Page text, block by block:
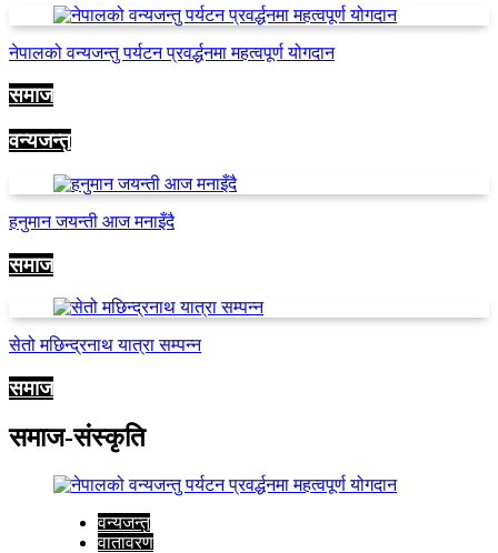
नेपालको वन्यजन्तु पर्यटन प्रवर्द्धनमा महत्वपूर्ण योगदान
समाज
वन्यजन्तु
हनुमान जयन्ती आज मनाइँदै
समाज
सेतो मछिन्द्रनाथ यात्रा सम्पन्न
समाज
समाज-संस्कृति
वन्यजन्तु
वातावरण